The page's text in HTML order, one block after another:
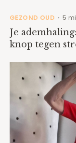
GEZOND OUD • 5
Je
knop tegen